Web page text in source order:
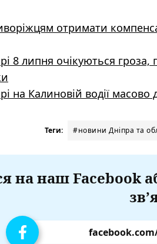
отримати
8 липня очікуються
на Калиновій водії
Теги: #новини Дніпра та
на наш Facebook